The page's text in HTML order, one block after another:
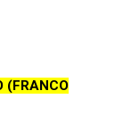
(FRANCO